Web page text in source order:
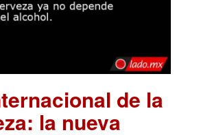
de la
la nueva